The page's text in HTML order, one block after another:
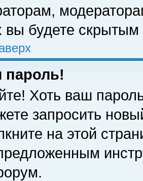
вы будете скрытым
пароль!
Хоть ваш
запросить
на этой